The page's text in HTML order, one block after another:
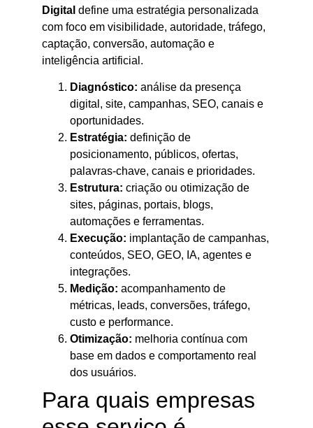
Digital define uma estratégia personalizada
com foco em visibilidade, autoridade, tráfego,
captação, conversão, automação e
inteligência artificial.
Diagnóstico: análise da presença
digital, site, campanhas, SEO, canais e
oportunidades.
Estratégia: definição de
posicionamento, públicos, ofertas,
palavras-chave, canais e prioridades.
Estrutura: criação ou otimização de
sites, páginas, portais, blogs,
automações e ferramentas.
Execução: implantação de campanhas,
conteúdos, SEO, GEO, IA, agentes e
integrações.
Medição: acompanhamento de
métricas, leads, conversões, tráfego,
custo e performance.
Otimização: melhoria contínua com
base em dados e comportamento real
dos usuários.
Para quais empresas